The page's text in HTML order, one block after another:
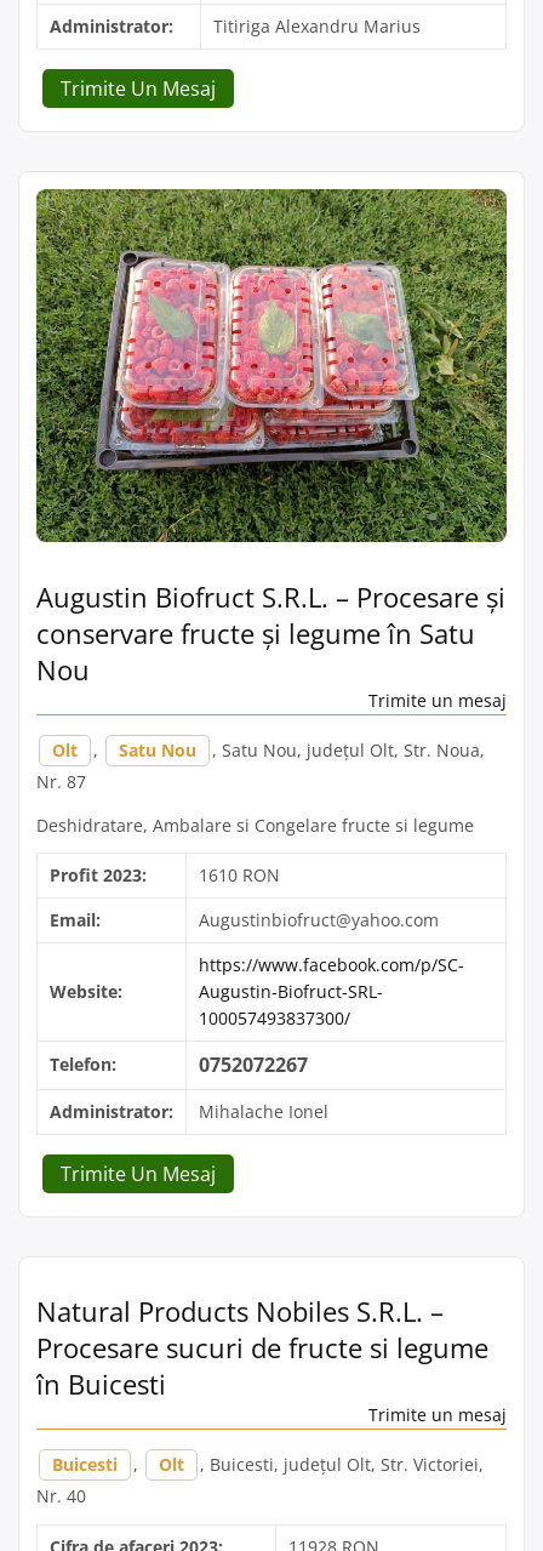
Administrator: Titiriga Alexandru Marius
Trimite Un Mesaj
Augustin Biofruct S.R.L. – Procesare și
conservare fructe și legume în Satu
Nou
Trimite un mesaj
Olt , Satu Nou
, Satu Nou, județul Olt, Str. Noua,
Nr. 87
Deshidratare, Ambalare si Congelare fructe si legume
Profit 2023:
1610 RON
Email:
Augustinbiofruct@yahoo.com
Website:
https://www.facebook.com/p/SC-
Augustin-Biofruct-SRL-
100057493837300/
Telefon:
0752072267
Administrator: Mihalache Ionel
Trimite Un Mesaj
Natural Products Nobiles S.R.L. –
Procesare sucuri de fructe si legume
în Buicesti
Trimite un mesaj
Buicesti , Olt
, Buicesti, județul Olt, Str. Victoriei,
Nr. 40
Cifra de afaceri 2023:
11928 RON